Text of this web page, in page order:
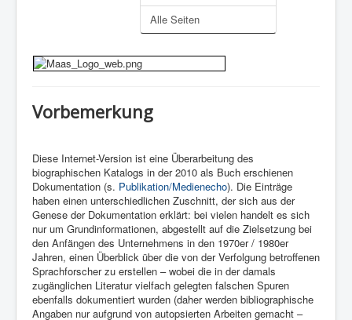
Alle Seiten
Vorbemerkung
Diese Internet-Version ist eine Überarbeitung des
biographischen Katalogs in der 2010 als Buch erschienen
Dokumentation (s. Publikation/Medienecho). Die Einträge
haben einen unterschiedlichen Zuschnitt, der sich aus der
Genese der Dokumentation erklärt: bei vielen handelt es sich
nur um Grundinformationen, abgestellt auf die Zielsetzung bei
den Anfängen des Unternehmens in den 1970er / 1980er
Jahren, einen Überblick über die von der Verfolgung betroffenen
Sprachforscher zu erstellen – wobei die in der damals
zugänglichen Literatur vielfach gelegten falschen Spuren
ebenfalls dokumentiert wurden (daher werden bibliographische
Angaben nur aufgrund von autopsierten Arbeiten gemacht –